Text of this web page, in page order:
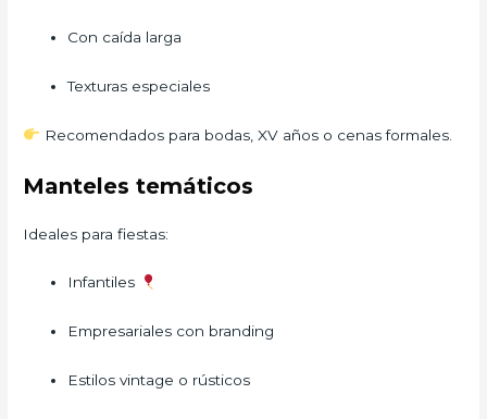
Con caída larga
Texturas especiales
Recomendados para bodas, XV años o cenas formales.
Manteles temáticos
Ideales para fiestas:
Infantiles
Empresariales con branding
Estilos vintage o rústicos